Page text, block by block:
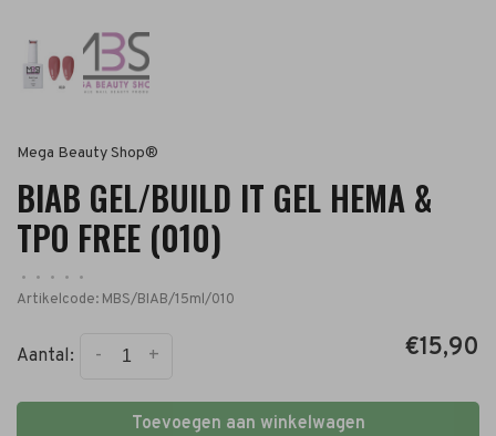
Mega Beauty Shop®
BIAB GEL/BUILD IT GEL HEMA &
TPO FREE (010)
• • • •
•
Artikelcode: MBS/BIAB/15ml/010
Aantal: +
- €15,90
Toevoegen aan winkelwagen